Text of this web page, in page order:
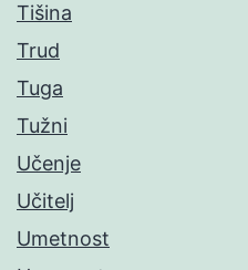
Tišina
Trud
Tuga
Tužni
Učenje
Učitelj
Umetnost